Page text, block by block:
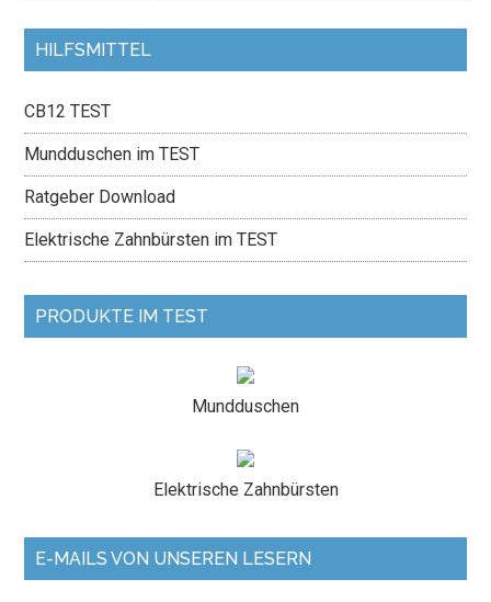
HILFSMITTEL
CB12 TEST
Mundduschen im TEST
Ratgeber Download
Elektrische Zahnbürsten im TEST
PRODUKTE IM TEST
Mundduschen
Elektrische Zahnbürsten
E-MAILS VON UNSEREN LESERN